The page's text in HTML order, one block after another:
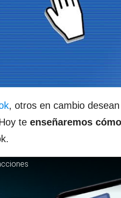
, otros en cambio desean
te enseñaremos